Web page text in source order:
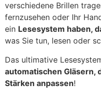
verschiedene Brillen
fernzusehen oder Ihr
ein Lesesystem haben,
was Sie tun, lesen oder
Das ultimative
automatischen Gläsern,
Stärken anpassen!